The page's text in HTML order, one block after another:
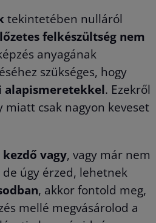
tekintetében nulláról
felkészültség nem
anyagának
szükséges, hogy
alapismeretekkel. Ezekről
miatt csak nagyon keveset
vagy, vagy már nem
úgy érzed, lehetnek
, akkor fontold meg,
mellé megvásárolod a